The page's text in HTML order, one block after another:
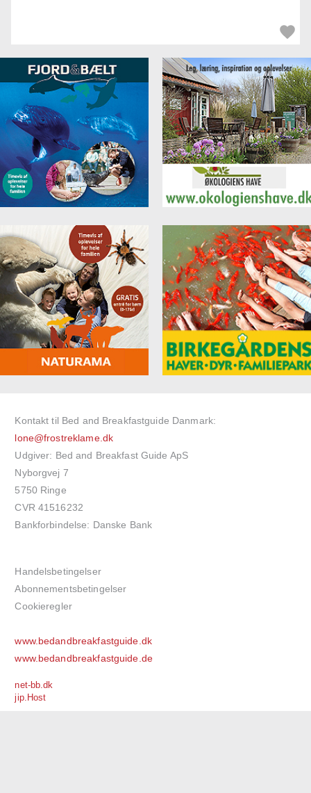
Kontakt til Bed and Breakfastguide Danmark:
lone@frostreklame.dk
Udgiver: Bed and Breakfast Guide ApS
Nyborgvej 7
5750 Ringe
CVR 41516232
Bankforbindelse: Danske Bank
Handelsbetingelser
Abonnementsbetingelser
Cookieregler
www.bedandbreakfastguide.dk
www.bedandbreakfastguide.de
net-bb.dk
jip.Host